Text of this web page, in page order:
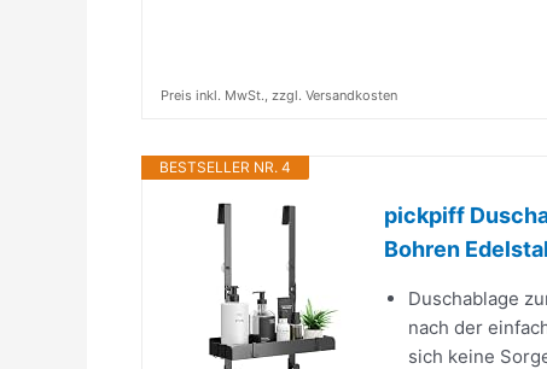
Preis inkl. MwSt., zzgl. Versandkosten
BESTSELLER NR. 4
pickpiff
Bohren
Duschablage
nach der
sich keine